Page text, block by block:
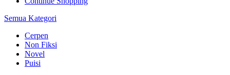
Semua Kategori
Cerpen
Non Fiksi
Novel
Puisi